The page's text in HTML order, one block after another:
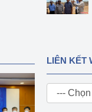
LIÊN KẾT